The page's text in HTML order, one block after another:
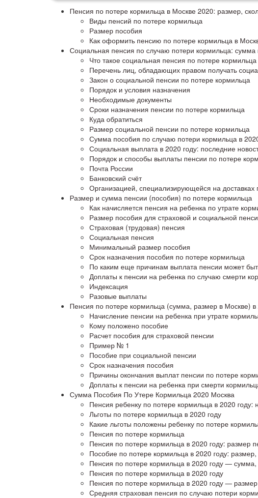
Пенсия по потере кормильца в Москве 2020: размер,
Виды пенсий по потере кормильца
Размер пособия
Как оформить пенсию по потере кормильца в
Социальная пенсия по случаю потери кормильца: сумма
Что такое социальная пенсия по потере кормильца
Перечень лиц, обладающих правом получать
Закон о социальной пенсии по потере кормильца
Порядок и условия назначения
Необходимые документы
Сроки назначения пенсии по потере кормильца
Куда обратиться
Размер социальной пенсии по потере кормильца
Сумма пособия по случаю потери кормильца в
Социальная выплата в 2020 году: последние
Порядок и способы выплаты пенсии по потере
Почта России
Банковский счёт
Организацией, специализирующейся на доставках
Размер и сумма пенсии (пособия) по потере кормильца
Как начисляется пенсия на ребенка по утрате
Размер пособия для страховой и социальной
Страховая (трудовая) пенсия
Социальная пенсия
Минимальный размер пособия
Срок назначения пособия по потере кормильца
По каким еще причинам выплата пенсии может
Доплаты к пенсии на ребенка по случаю смерти
Индексация
Разовые выплаты
Пенсия по потере кормильца (сумма, размер в Москве) в
Начисление пенсии на ребенка при утрате
Кому положено пособие
Расчет пособия для страховой пенсии
Пример № 1
Пособие при социальной пенсии
Срок назначения пособия
Причины окончания выплат пенсии по потере
Доплаты к пенсии на ребенка при смерти
Сумма Пособия По Утере Кормильца 2020 Москва
Пенсия ребенку по потере кормильца в 2020
Льготы по потере кормильца в 2020 году
Какие льготы положены ребенку по потере
Пенсия по потере кормильца
Пенсия по потере кормильца в 2020 году: размер
Пособие по потере кормильца в 2020 году:
Пенсия по потере кормильца в 2020 году —
Пенсия по потере кормильца в 2020 году
Пенсия по потере кормильца в 2020 году —
Средняя страховая пенсия по случаю потери